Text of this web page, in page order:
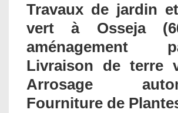
Travaux de jardin
vert à Osseja
aménagement
Livraison de terre
Arrosage
Fourniture de